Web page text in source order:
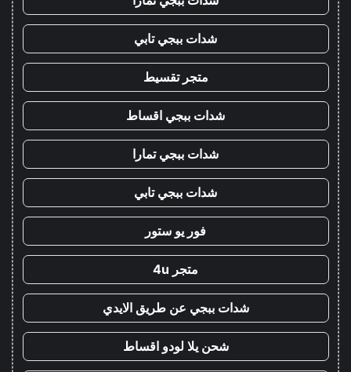
شدات ببجي تابي
متجر تقسيط
شدات ببجي اقساط
شدات ببجي تمارا
شدات ببجي تابي
فور يو ستور
متجر 4u
شدات ببجي عن طريق الايدي
شحن يلا لودو اقساط